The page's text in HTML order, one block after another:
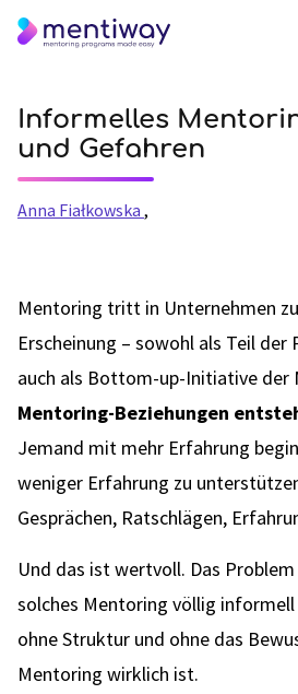
Informelles
und Gefahren
Anna Fiałkowska ,
Mentoring tritt in Unternehmen
Erscheinung – sowohl als Teil
auch als Bottom-up-Initiative der
Mentoring-Beziehungen
Jemand mit mehr Erfahrung
weniger Erfahrung zu
Gesprächen, Ratschlägen,
Und das ist wertvoll. Das
solches Mentoring völlig
ohne Struktur und ohne das
Mentoring wirklich ist.